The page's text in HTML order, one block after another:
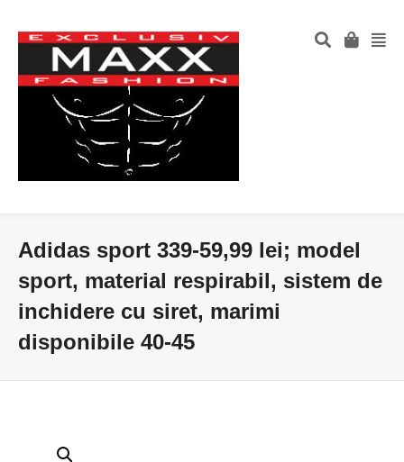
Adidas sport 339-59,99 lei; model
sport, material respirabil, sistem de
inchidere cu siret, marimi
disponibile 40-45